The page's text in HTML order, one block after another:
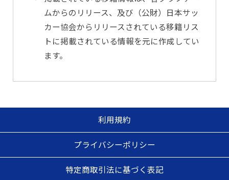
ムからのリリース、及び（公財）日本サッ
カー協会からリリースされている移籍リス
トに掲載されている情報を元に作成してい
ます。
利用規約
プライバシーポリシー
特定商取引法に基づく表記